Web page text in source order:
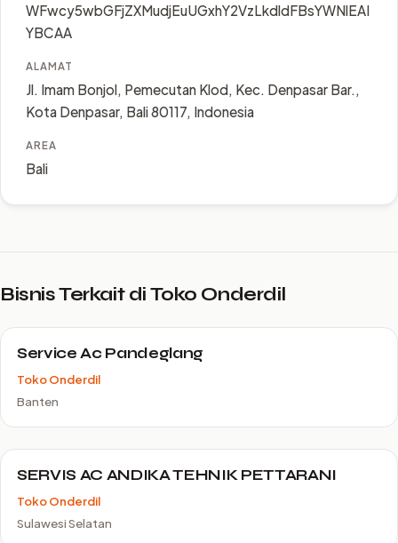
WFwcy5wbGFjZXMudjEuUGxhY2VzLkdldFBsYWNlEAI
YBCAA
ALAMAT
Jl. Imam Bonjol, Pemecutan Klod, Kec. Denpasar Bar.,
Kota Denpasar, Bali 80117, Indonesia
AREA
Bali
Bisnis Terkait di Toko Onderdil
Service Ac Pandeglang
Toko Onderdil
Banten
SERVIS AC ANDIKA TEHNIK PETTARANI
Toko Onderdil
Sulawesi Selatan